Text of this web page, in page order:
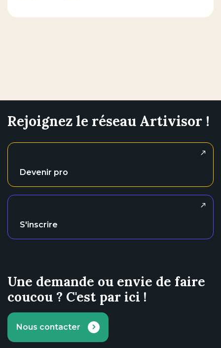
Rejoignez le réseau Artivisor !
Devenir pro
S'inscrire
Une demande ou envie de faire
coucou ? C'est par ici !
Nous contacter